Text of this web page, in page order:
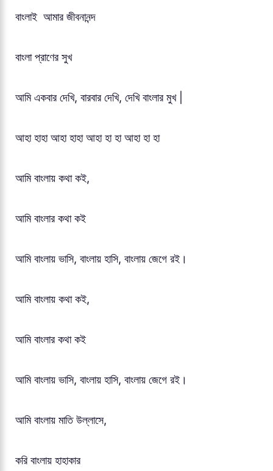
বাংলাই আমার জীবনানন্দ
বাংলা প্রাণের সুখ
আমি একবার দেখি, বারবার দেখি, দেখি বাংলার মুখ |
আহা হাহা আহা হাহা আহা হা হা আহা হা হা
আমি বাংলায় কথা কই,
আমি বাংলার কথা কই
আমি বাংলায় ভাসি, বাংলায় হাসি, বাংলায় জেগে রই।
আমি বাংলায় কথা কই,
আমি বাংলার কথা কই
আমি বাংলায় ভাসি, বাংলায় হাসি, বাংলায় জেগে রই।
আমি বাংলায় মাতি উল্লাসে,
করি বাংলায় হাহাকার